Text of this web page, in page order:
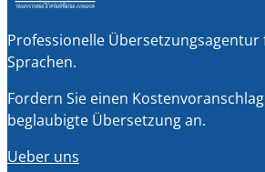
Professionelle Übersetzungsagentur
Sprachen.
Fordern Sie einen
beglaubigte Übersetzung an.
Ueber uns